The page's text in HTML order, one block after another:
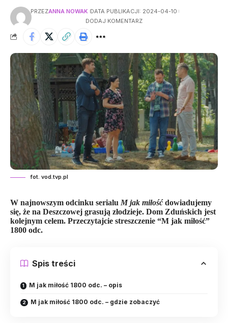
PRZEZANNA NOWAK DATA PUBLIKACJI: 2024-04-10
DODAJ KOMENTARZ
fot. vod.tvp.pl
W najnowszym odcinku serialu M jak miłośćdowiadujemy
się, że na Deszczowej grasują złodzieje. Dom Zduńskich jest
kolejnym celem. Przeczytajcie streszczenie “M jak miłość”
1800 odc.
Spis treści
M jak miłość 1800 odc. – opis
M jak miłość 1800 odc. – gdzie zobaczyć